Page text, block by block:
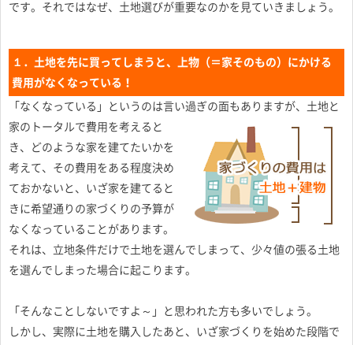
です。それではなぜ、土地選びが重要なのかを見ていきましょう。
１．土地を先に買ってしまうと、上物（＝家そのもの）にかける
費用がなくなっている！
「なくなっている」というのは言い過ぎの面もありますが、 土地と
家のトータルで費用を考えると
き、どのような家を建てたいかを
考えて、その費用をある程度決め
ておかないと、いざ家を建てると
きに希望通りの家づくりの予算が
なくなっていることがあります。
それは、立地条件だけで土地を選んでしまって、少々値の張る土地
を選んでしまった場合に起こります。
「そんなことしないですよ～」と思われた方も多いでしょう。
しかし、実際に土地を購入したあと、いざ家づくりを始めた段階で